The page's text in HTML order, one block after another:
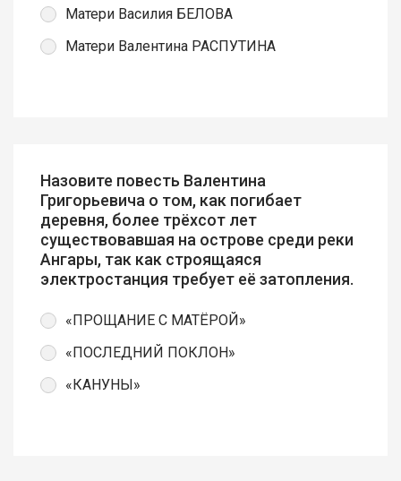
Матери Василия БЕЛОВА
Матери Валентина РАСПУТИНА
Назовите повесть Валентина
Григорьевича о том, как погибает
деревня, более трёхсот лет
существовавшая на острове среди реки
Ангары, так как строящаяся
электростанция требует её затопления.
«ПРОЩАНИЕ С МАТЁРОЙ»
«ПОСЛЕДНИЙ ПОКЛОН»
«КАНУНЫ»